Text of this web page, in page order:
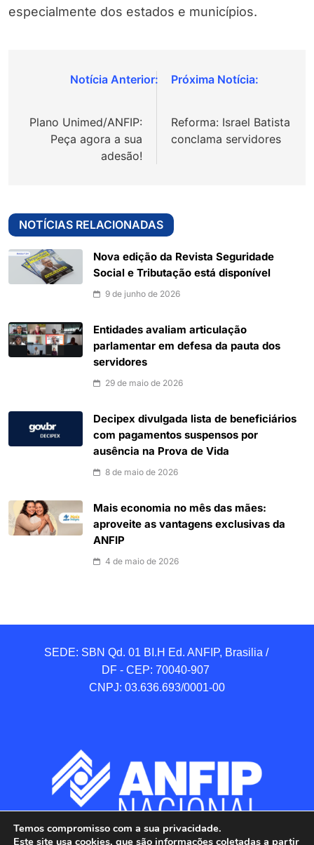
especialmente dos estados e municípios.
Navegação
Post
Plano Unimed/ANFIP:
Peça agora a sua
adesão!
Reforma: Israel Batista
conclama servidores
NOTÍCIAS RELACIONADAS
Nova edição da Revista Seguridade
Social e Tributação está disponível
9 de junho de 2026
Entidades avaliam articulação
parlamentar em defesa da pauta dos
servidores
29 de maio de 2026
Decipex divulgada lista de beneficiários
com pagamentos suspensos por
ausência na Prova de Vida
8 de maio de 2026
Mais economia no mês das mães:
aproveite as vantagens exclusivas da
ANFIP
4 de maio de 2026
SEDE: SBN Qd. 01 BI.H Ed. ANFIP, Brasilia /
DF - CEP: 70040-907
CNPJ: 03.636.693/0001-00
Temos compromisso com a sua privacidade.
Este site usa cookies, que são informações coletadas a partir